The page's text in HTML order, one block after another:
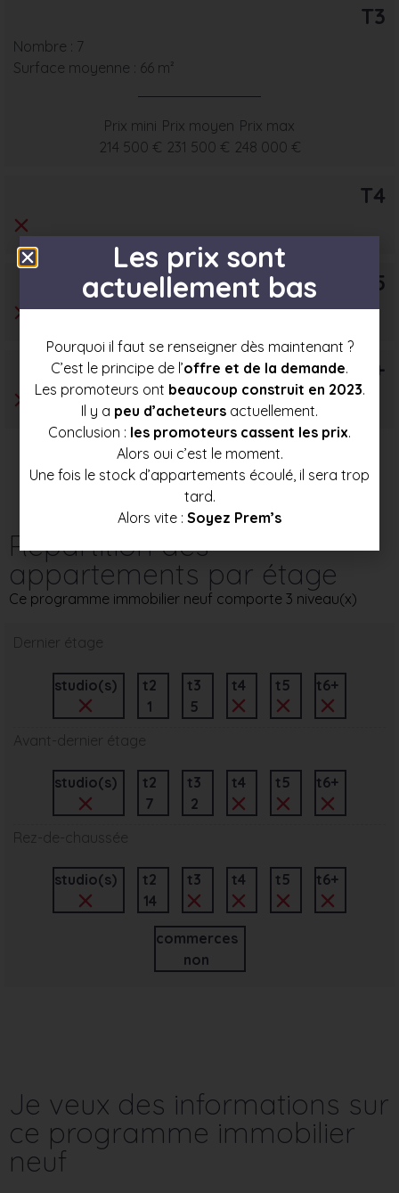
T3
Nombre : 7
Surface moyenne : 66 m²
Prix mini
214 500 €
Prix moyen
231 500 €
Prix max
248 000 €
T4
T5
T6+
Répartition des
appartements par étage
Ce programme immobilier neuf comporte 3 niveau(x)
Dernier étage
studio(s)
t2
1
t3
5
t4 t5 t6+
Avant-dernier étage
studio(s)
t2
7
t3
2
t4 t5 t6+
Rez-de-chaussée
studio(s)
t2
14
t3 t4 t5 t6+
commerces
non
Je veux des informations sur
ce programme immobilier
neuf
Les prix sont
actuellement bas
Pourquoi il faut se renseigner dès maintenant ?
C’est le principe de l’offre et de la demande.
Les promoteurs ont beaucoup construit en 2023.
Il y a peu d’acheteurs actuellement.
Conclusion : les promoteurs cassent les prix.
Alors oui c’est le moment.
Une fois le stock d’appartements écoulé, il sera trop
tard.
Alors vite : Soyez Prem’s